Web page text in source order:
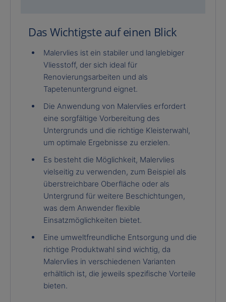
Das Wichtigste auf einen Blick
Malervlies ist ein stabiler und langlebiger
Vliesstoff, der sich ideal für
Renovierungsarbeiten und als
Tapetenuntergrund eignet.
Die Anwendung von Malervlies erfordert
eine sorgfältige Vorbereitung des
Untergrunds und die richtige Kleisterwahl,
um optimale Ergebnisse zu erzielen.
Es besteht die Möglichkeit, Malervlies
vielseitig zu verwenden, zum Beispiel als
überstreichbare Oberfläche oder als
Untergrund für weitere Beschichtungen,
was dem Anwender flexible
Einsatzmöglichkeiten bietet.
Eine umweltfreundliche Entsorgung und die
richtige Produktwahl sind wichtig, da
Malervlies in verschiedenen Varianten
erhältlich ist, die jeweils spezifische Vorteile
bieten.